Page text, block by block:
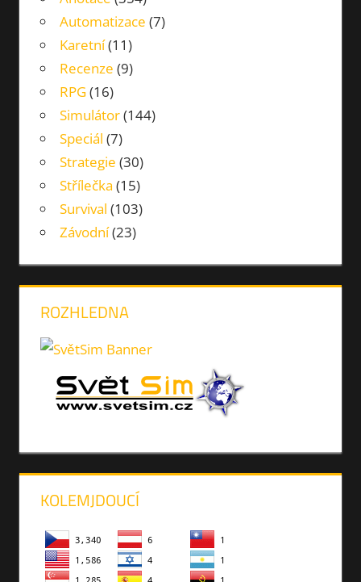
Automatizace (7)
Karetní(11)
Recenze (9)
RPG(16)
Simulátor(144)
Speciál (7)
Strategie (30)
Střílečka (15)
Survival (103)
Závodní(23)
ROZHLEDNA
KOLEMJDOUCÍ